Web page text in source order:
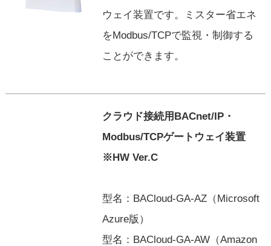
ウェイ装置です。ミスター省エネ
をModbus/TCPで監視・制御する
ことができます。
クラウド接続用BACnet/IP・
Modbus/TCPゲートウェイ装置
※HW Ver.C
型名：BACloud-GA-AZ（Microsoft
Azure版）
型名：BACloud-GA-AW（Amazon